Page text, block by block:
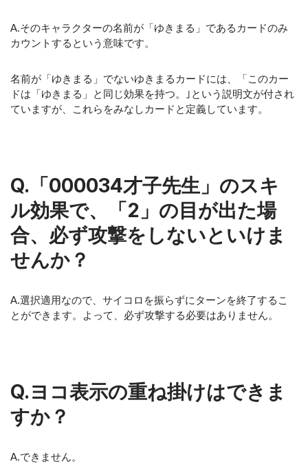
A.そのキャラクターの名前が「ゆきまる」であるカードのみ
カウントするという意味です。
名前が「ゆきまる」でないゆきまるカードには、「このカー
ドは「ゆきまる」と同じ効果を持つ。｣という説明文が付され
ていますが、これらをみなしカードと定義しています。
Q.「000034才子先生」のスキ
ル効果で、「2」の目が出た場
合、必ず攻撃をしないといけま
せんか？
A.選択適用なので、サイコロを振らずにターンを終了するこ
とができます。よって、必ず攻撃する必要はありません。
Q.ヨコ表示の重ね掛けはできま
すか？
A.できません。